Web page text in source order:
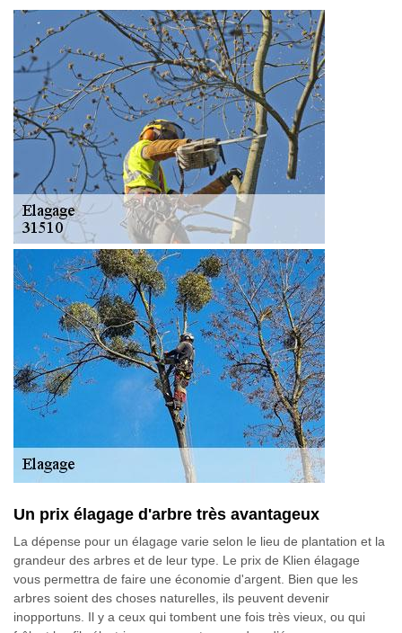
Un prix élagage d'arbre très avantageux
La dépense pour un élagage varie selon le lieu de plantation et la
grandeur des arbres et de leur type. Le prix de Klien élagage
vous permettra de faire une économie d'argent. Bien que les
arbres soient des choses naturelles, ils peuvent devenir
inopportuns. Il y a ceux qui tombent une fois très vieux, ou qui